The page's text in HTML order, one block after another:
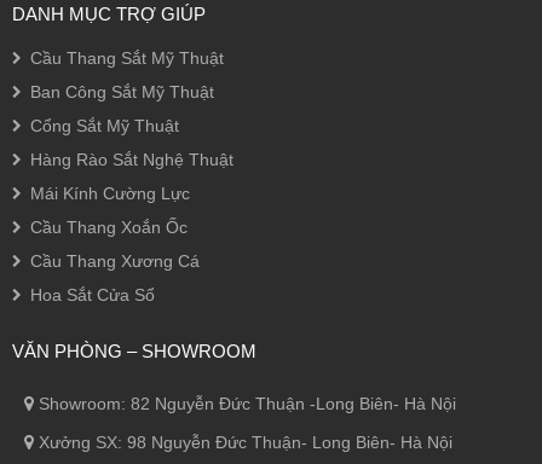
DANH MỤC TRỢ GIÚP
Cầu Thang Sắt Mỹ Thuật
Ban Công Sắt Mỹ Thuật
Cổng Sắt Mỹ Thuật
Hàng Rào Sắt Nghệ Thuật
Mái Kính Cường Lực
Cầu Thang Xoắn Ốc
Cầu Thang Xương Cá
Hoa Sắt Cửa Sổ
VĂN PHÒNG – SHOWROOM
Showroom: 82 Nguyễn Đức Thuận -Long Biên- Hà Nội
Xưởng SX: 98 Nguyễn Đức Thuận- Long Biên- Hà Nội